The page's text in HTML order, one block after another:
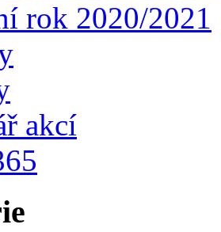
rok 2020/2021
akcí